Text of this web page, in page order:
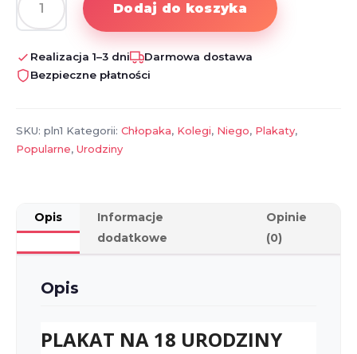
ilość
Plakat
na
18
niego
Dodaj do koszyka
Realizacja 1–3 dni
Darmowa dostawa
Bezpieczne płatności
SKU: pln1 Kategorii: Chłopaka, Kolegi, Niego, Plakaty,
Popularne, Urodziny
Opis
Informacje
dodatkowe
Opinie
(0)
Opis
PLAKAT NA 18 URODZINY